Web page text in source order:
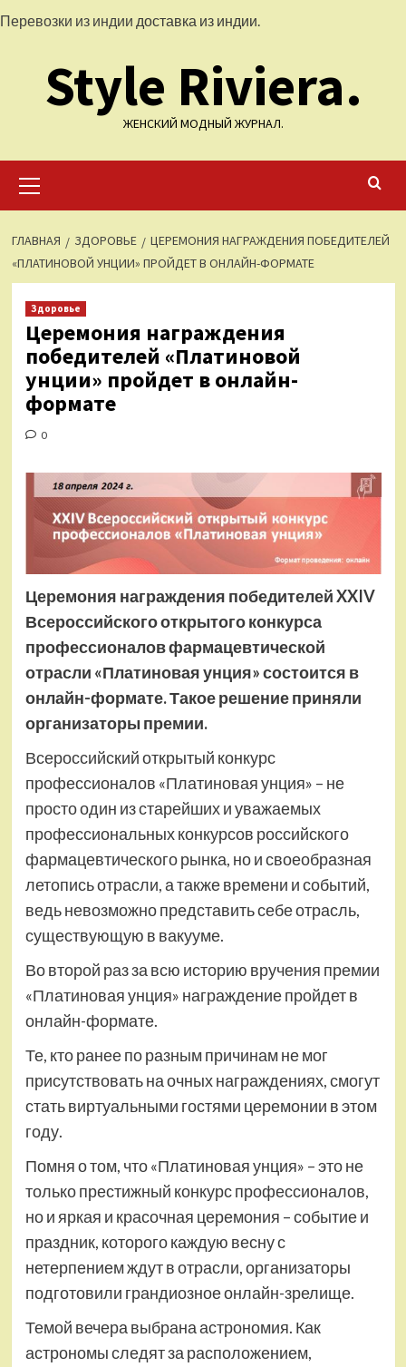
Перевозки из индии доставка из индии.
содержимому
Style Riviera.
ЖЕНСКИЙ МОДНЫЙ ЖУРНАЛ.
меню
ГЛАВНАЯ ЗДОРОВЬЕ
ЦЕРЕМОНИЯ НАГРАЖДЕНИЯ ПОБЕДИТЕЛЕЙ
«ПЛАТИНОВОЙ УНЦИИ» ПРОЙДЕТ В ОНЛАЙН-ФОРМАТЕ
Здоровье
Церемония награждения
победителей «Платиновой
унции» пройдет в онлайн-
формате
0
Церемония награждения победителей XXIV
Всероссийского открытого конкурса
профессионалов фармацевтической
отрасли «Платиновая унция» состоится в
онлайн-формате. Такое решение приняли
организаторы премии.
Всероссийский открытый конкурс
профессионалов «Платиновая унция» – не
просто один из старейших и уважаемых
профессиональных конкурсов российского
фармацевтического рынка, но и своеобразная
летопись отрасли, а также времени и событий,
ведь невозможно представить себе отрасль,
существующую в вакууме.
Во второй раз за всю историю вручения премии
«Платиновая унция» награждение пройдет в
онлайн-формате.
Те, кто ранее по разным причинам не мог
присутствовать на очных награждениях, смогут
стать виртуальными гостями церемонии в этом
году.
Помня о том, что «Платиновая унция» – это не
только престижный конкурс профессионалов,
но и яркая и красочная церемония – событие и
праздник, которого каждую весну с
нетерпением ждут в отрасли, организаторы
подготовили грандиозное онлайн-зрелище.
Темой вечера выбрана астрономия. Как
астрономы следят за расположением,